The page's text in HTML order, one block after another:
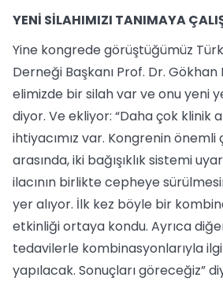
YENİ SİLAHIMIZI TANIMAYA
Yine kongrede görüştüğümüz
Derneği Başkanı Prof. Dr. Gökhan
elimizde bir silah var ve onu yeni
diyor. Ve ekliyor: “Daha çok klinik
ihtiyacımız var. Kongrenin önemli
arasında, iki bağışıklık sistemi
ilacının birlikte cepheye
yer alıyor. İlk kez böyle bir
etkinliği ortaya kondu. Ayrıca
tedavilerle kombinasyonlarıyla
yapılacak. Sonuçları göreceğiz”